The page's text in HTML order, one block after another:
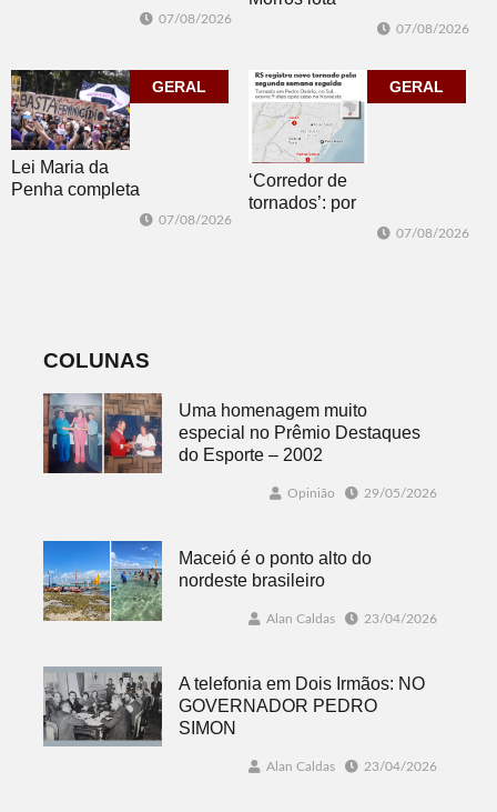
jogos
07/08/2026
corpo que cai”
07/08/2026
GERAL
Lei Maria da
Penha completa
07/08/2026
GERAL
‘Corredor de
tornados’: por
07/08/2026
COLUNAS
Uma homenagem muito
especial no Prêmio Destaques
do Esporte – 2002
Opinião 29/05/2026
Maceió é o ponto alto do
nordeste brasileiro
Alan Caldas 23/04/2026
A telefonia em Dois Irmãos: NO
GOVERNADOR PEDRO
SIMON
Alan Caldas 23/04/2026